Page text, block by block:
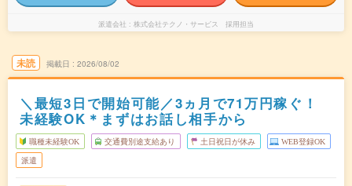
派遣会社 株式会社テクノ・サービス 採用担当
未読 掲載日 2026/08/02
＼最短3日で開始可能／3ヵ月で71万円稼ぐ！
未経験OK＊まずはお話し相手から
職種未経験OK 交通費別途支給あり 土日祝日が休み WEB登録OK
派遣